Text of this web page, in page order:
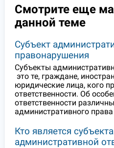
Смотрите еще
данной теме
Субъект
правонарушения
Субъекты
это те, граждане,
юридические лица, кого
ответственности. Об
ответственности
административного права
Кто является
административной